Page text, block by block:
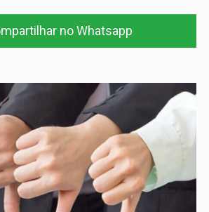
no Whatsapp